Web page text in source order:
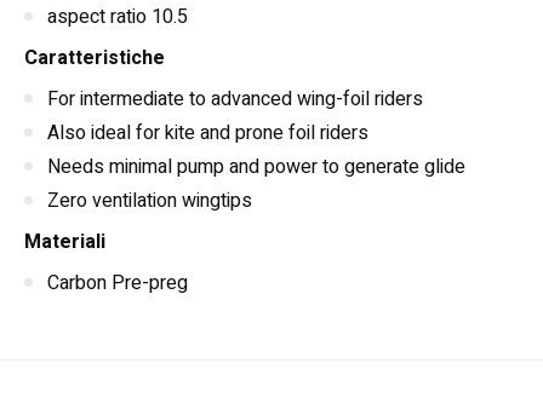
aspect ratio 10.5
Caratteristiche
For intermediate to advanced wing-foil riders
Also ideal for kite and prone foil riders
Needs minimal pump and power to generate glide
Zero ventilation wingtips
Materiali
Carbon Pre-preg